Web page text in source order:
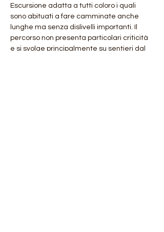
Escursione adatta a tutti coloro i quali
sono abituati a fare camminate anche
lunghe ma senza dislivelli importanti. Il
percorso non presenta particolari criticità
e si svolge principalmente su sentieri dal